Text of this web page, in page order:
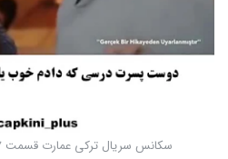
سکانس سریال ترکی عمارت قسمت ۷ //توضیح سیران به فرید